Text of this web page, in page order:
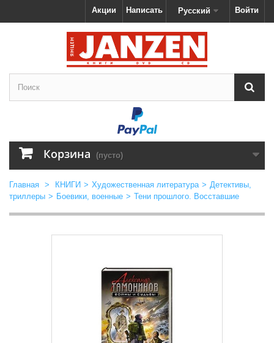
Войти
Русский
Написать
Акции
Корзина (пусто)
Главная > КНИГИ > Художественная литература > Детективы,
триллеры > Боевики, военные > Тени прошлого. Восставшие